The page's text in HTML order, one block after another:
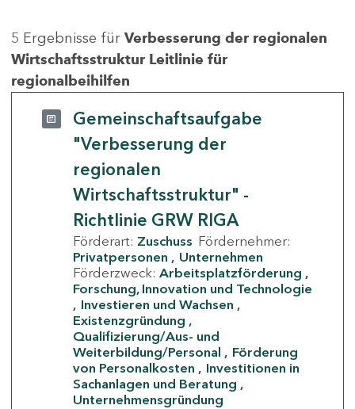
5 Ergebnisse für Verbesserung der regionalen
Wirtschaftsstruktur Leitlinie für
regionalbeihilfen
Gemeinschaftsaufgabe
"Verbesserung der
regionalen
Wirtschaftsstruktur" -
Richtlinie GRW RIGA
Förderart: Zuschuss Fördernehmer:
Privatpersonen
Unternehmen
Förderzweck: Arbeitsplatzförderung
Forschung, Innovation und Technologie
Investieren und Wachsen
Existenzgründung
Qualifizierung/Aus- und
Weiterbildung/Personal
Förderung
von Personalkosten
Investitionen in
Sachanlagen und Beratung
Unternehmensgründung